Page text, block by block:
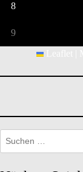
Leaflet
8
9